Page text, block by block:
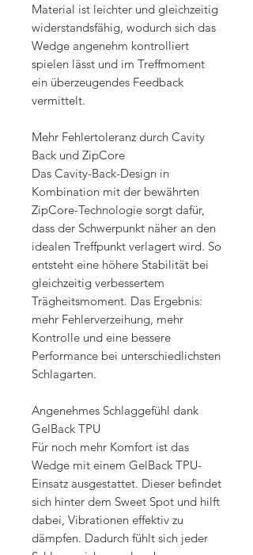
Material ist leichter und gleichzeitig
widerstandsfähig, wodurch sich das
Wedge angenehm kontrolliert
spielen lässt und im Treffmoment
ein überzeugendes Feedback
vermittelt.
Mehr Fehlertoleranz durch Cavity
Back und ZipCore
Das Cavity-Back-Design in
Kombination mit der bewährten
ZipCore-Technologie sorgt dafür,
dass der Schwerpunkt näher an den
idealen Treffpunkt verlagert wird. So
entsteht eine höhere Stabilität bei
gleichzeitig verbessertem
Trägheitsmoment. Das Ergebnis:
mehr Fehlerverzeihung, mehr
Kontrolle und eine bessere
Performance bei unterschiedlichsten
Schlagarten.
Angenehmes Schlaggefühl dank
GelBack TPU
Für noch mehr Komfort ist das
Wedge mit einem GelBack TPU-
Einsatz ausgestattet. Dieser befindet
sich hinter dem Sweet Spot und hilft
dabei, Vibrationen effektiv zu
dämpfen. Dadurch fühlt sich jeder